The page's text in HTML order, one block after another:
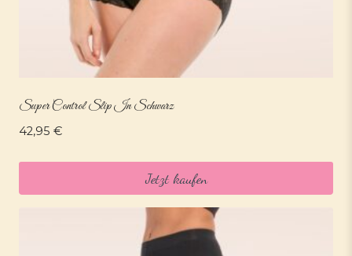
Super Control Slip In Schwarz
42,95 €
Jetzt kaufen